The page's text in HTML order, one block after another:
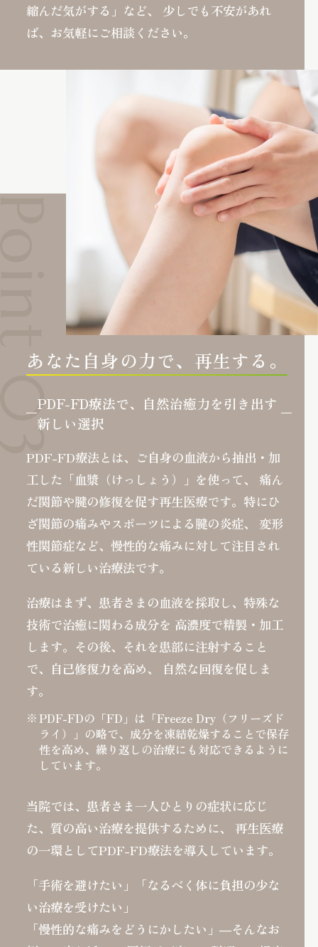
縮んだ気がする」など、
少しでも不安があれ
ば、お気軽にご相談ください。
あなた自身の力で、再生する。
PDF-FD療法で、自然治癒力を引き出す
新しい選択
PDF-FD療法とは、ご自身の血液から抽出・加
工した「血漿（けっしょう）」を使って、
痛ん
だ関節や腱の修復を促す再生医療です。特にひ
ざ関節の痛みやスポーツによる腱の炎症、
変形
性関節症など、慢性的な痛みに対して注目され
ている新しい治療法です。
治療はまず、患者さまの血液を採取し、特殊な
技術で治癒に関わる成分を 高濃度で精製・加工
します。その後、それを患部に注射すること
で、自己修復力を高め、
自然な回復を促しま
す。
PDF-FDの「FD」は「Freeze Dry（フリーズド
ライ）」の略で、成分を凍結乾燥することで保存
性を高め、繰り返しの治療にも対応できるように
しています。
当院では、患者さま一人ひとりの症状に応じ
た、質の高い治療を提供するために、
再生医療
の一環としてPDF-FD療法を導入しています。
「手術を避けたい」「なるべく体に負担の少な
い治療を受けたい」
「慢性的な痛みをどうにかしたい」―そんなお